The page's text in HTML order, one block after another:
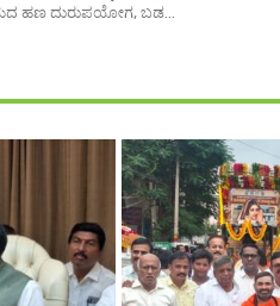
ಹಣ ದುರುಪಯೋಗ, ಬಡ...